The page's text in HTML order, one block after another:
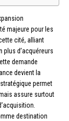
majeure pour les
cité, alliant
d’acquéreurs
demande
devient la
permet
assure surtout
destination